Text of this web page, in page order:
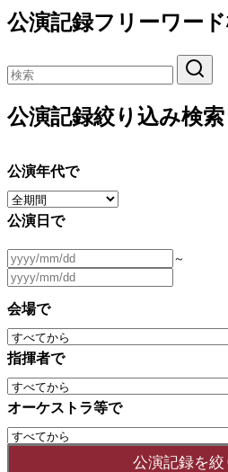
公演記録フリーワー
公演記録絞り込み検索
公演年代で
公演日で
～
会場で
指揮者で
オーケストラ等で